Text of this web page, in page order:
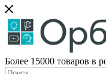
Более 15000 товаров в